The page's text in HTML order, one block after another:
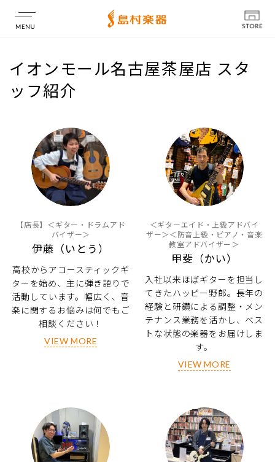
店舗情報
イオンモール名古屋茶屋店 スタ
ッフ紹介
【店長】＜ギター・ドラムアド
バイザー＞
伊藤（いとう）
高校からアコースティックギ
ターを始め、主に弾き語りで
活動しています。幅広く、音
楽に関するお悩みは何でもご
相談ください！
VIEW MORE
＜ギターエイド・上級アドバイ
ザー＞＜防音上級・ピアノ・音楽
教室アドバイザー＞
甲斐（かい）
入社以来ほぼギターを担当し
てきたハッピー野郎。長年の
経験と研鑽による調整・メン
テナンス業務を活かし、ベス
トな状態の楽器をお届けしま
す。
VIEW MORE